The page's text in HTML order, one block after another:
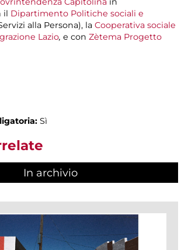
il Dipartimento Politiche sociali e
alla Persona), la Cooperativa sociale
Lazio, e con Zètema Progetto
Sì
In archivio